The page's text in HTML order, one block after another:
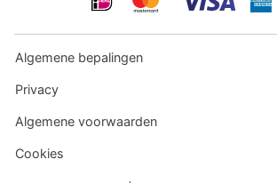
Algemene bepalingen
Privacy
Algemene voorwaarden
Cookies